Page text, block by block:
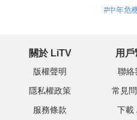
#中年危
關於 LiTV
版權聲明
隱私權政策
服務條款
用
聯絡
常見
下載